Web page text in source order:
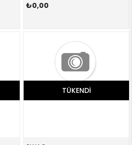
₺0,00
TÜKENDI